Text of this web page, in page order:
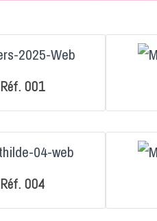
Réf. 001
Réf. 004